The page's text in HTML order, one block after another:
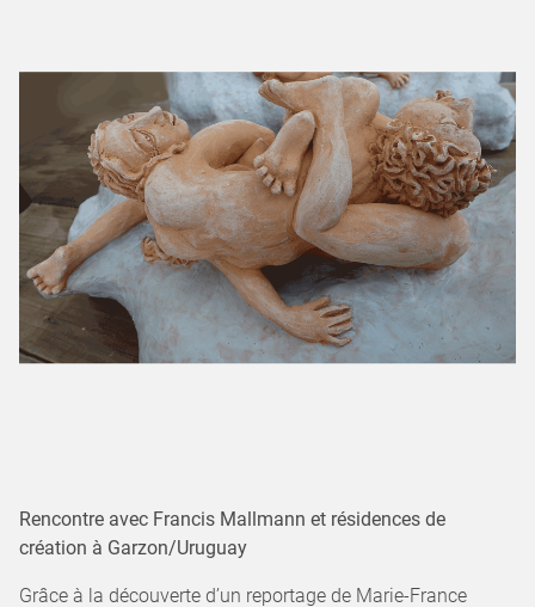
Rencontre avec Francis Mallmann et résidences de
création à Garzon/Uruguay
Grâce à la découverte d’un reportage de Marie-France